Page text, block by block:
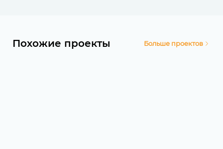
Похожие проекты Больше проектов